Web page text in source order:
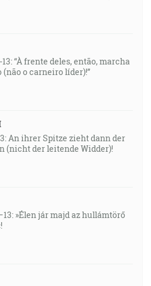
“À frente deles, então, marcha
o carneiro líder)!”
An ihrer Spitze zieht dann der
(nicht der leitende Widder)!
»Élen jár majd az hullámtörő